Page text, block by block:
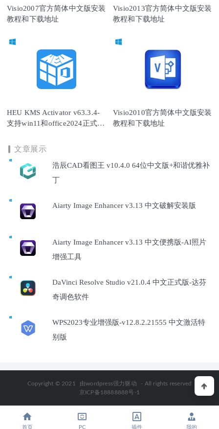
Visio2007官方简体中文版安装
教程和下载地址
Visio2013官方简体中文版安装
教程和下载地址
HEU KMS Activator v63.3.4-
支持win11和office2024正式版
Visio2010官方简体中文版安装
教程和下载地址
文章展示
浩辰CAD看图王 v10.4.0 64位中文版+和谐优雅补
丁
Aiarty Image Enhancer v3.13 中文破解安装版
Aiarty Image Enhancer v3.13 中文便携版-AI照片
增强工具
DaVinci Resolve Studio v21.0.4 中文正式版-达芬
奇调色软件
WPS2023专业增强版-v12.8.2.21555 中文激活特
别版
Copyright © 2021 由wordpress强力驱动
- All rights reserved
京ICP备18888888号-1
首页 PC 插件 我的